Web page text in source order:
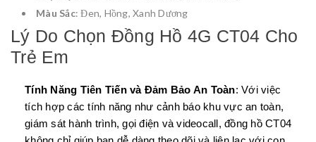
Màu Sắc: Đen, Hồng, Xanh Dương
Lý Do Chọn Đồng Hồ 4G CT04 Cho
Trẻ Em
Tính Năng Tiên Tiến và Đảm Bảo An Toàn: Với việc
tích hợp các tính năng như cảnh báo khu vực an toàn,
giám sát hành trình, gọi điện và videocall, đồng hồ CT04